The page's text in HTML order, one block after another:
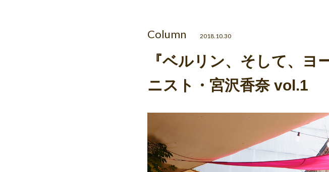
Column 2018.10.30
『ベルリン、そして、ヨ
ニスト・宮沢香奈 vol.1